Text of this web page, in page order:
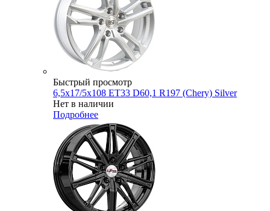
Быстрый просмотр
6,5x17/5x108 ET33 D60,1 R197 (Chery) Silver
Нет в наличии
Подробнее